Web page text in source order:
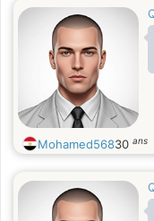
Mohamed56830 ans